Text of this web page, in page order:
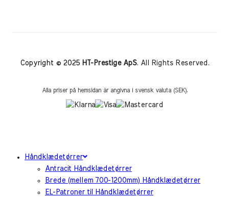
Copyright © 2025 HT-Prestige ApS. All Rights Reserved.
Alla priser på hemsidan är angivna i svensk valuta (SEK).
Håndklædetørrer
Antracit Håndklædetørrer
Brede (mellem 700-1200mm) Håndklædetørrer
EL-Patroner til Håndklædetørrer